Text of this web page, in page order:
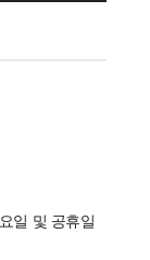
일 및 공휴일